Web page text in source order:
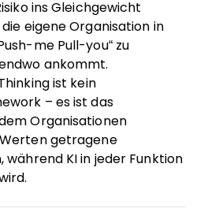
ins Gleichgewicht
eigene Organisation in
me Pull-you“ zu
ankommt.
ist kein
– es ist das
Organisationen
getragene
während KI in jeder Funktion